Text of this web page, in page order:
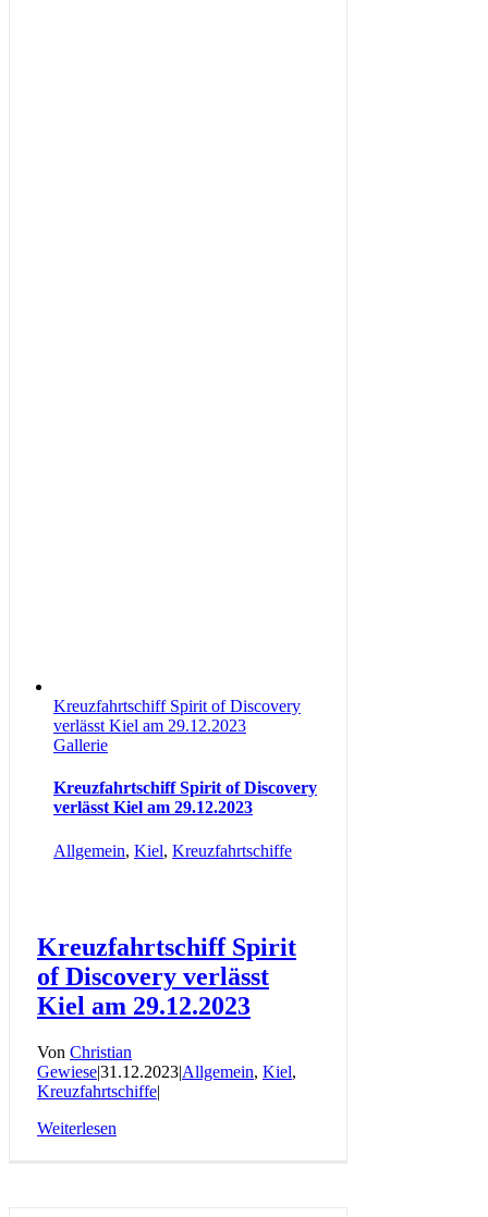
Kreuzfahrtschiff Spirit of Discovery
verlässt Kiel am 29.12.2023
Gallerie
Kreuzfahrtschiff Spirit of Discovery
verlässt Kiel am 29.12.2023
Allgemein, Kiel, Kreuzfahrtschiffe
Kreuzfahrtschiff Spirit
of Discovery verlässt
Kiel am 29.12.2023
Von Christian
Gewiese|31.12.2023|Allgemein, Kiel,
Kreuzfahrtschiffe|
Weiterlesen